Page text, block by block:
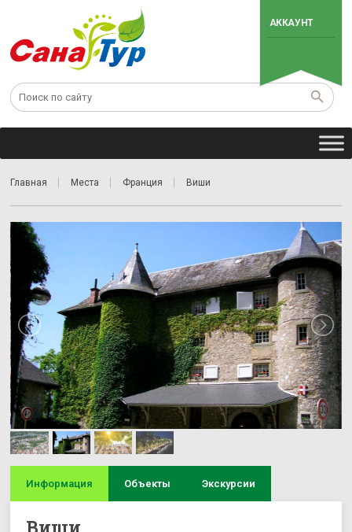
АККАУНТ
Главная Места Франция Виши
Информация Объекты Экскурсии